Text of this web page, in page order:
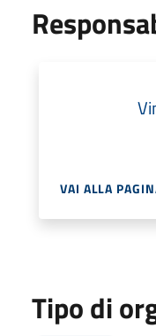
VAI ALLA
Tipo di